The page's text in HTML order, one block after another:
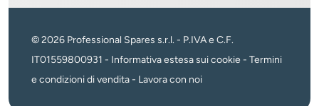
© 2026 Professional Spares s.r.l. - P.IVA e C.F.
IT01559800931 - Informativa estesa sui cookie - Termini
e condizioni di vendita- Lavora con noi